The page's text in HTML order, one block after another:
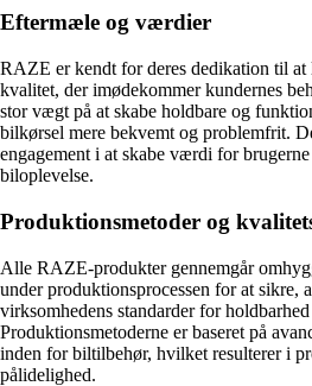
Eftermæle og værdier
RAZE er kendt for deres dedikation til at
kvalitet, der imødekommer kundernes
stor vægt på at skabe holdbare og
bilkørsel mere bekvemt og problemfrit.
engagement i at skabe værdi for
biloplevelse.
Produktionsmetoder og
Alle RAZE-produkter gennemgår
under produktionsprocessen for at sikre,
virksomhedens standarder for
Produktionsmetoderne er baseret på
inden for biltilbehør, hvilket resulterer i
pålidelighed.